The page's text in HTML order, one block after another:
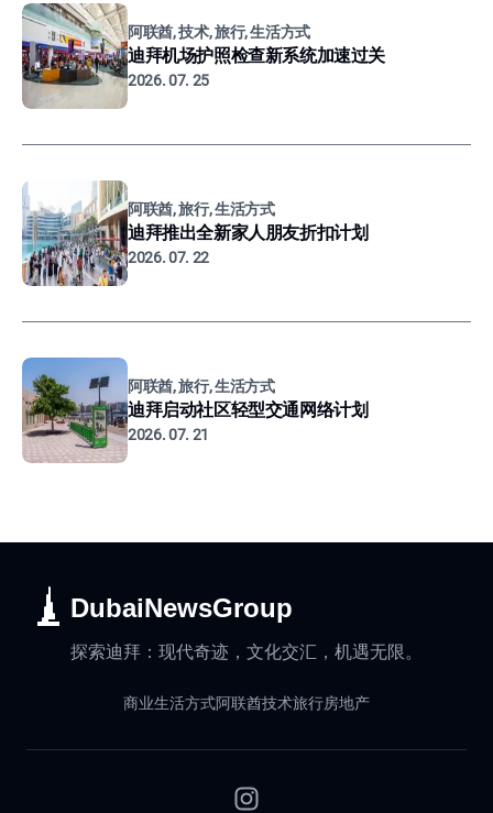
阿联酋, 技术, 旅行, 生活方式
迪拜机场护照检查新系统加速过关
2026. 07. 25
阿联酋, 旅行, 生活方式
迪拜推出全新家人朋友折扣计划
2026. 07. 22
阿联酋, 旅行, 生活方式
迪拜启动社区轻型交通网络计划
2026. 07. 21
DubaiNewsGroup
探索迪拜：现代奇迹，文化交汇，机遇无限。
商业生活方式阿联酋技术旅行房地产